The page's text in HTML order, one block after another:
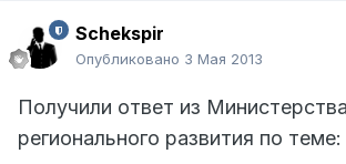
Schekspir
Опубликовано 3 Мая 2013
Получили ответ из Министерства
регионального развития по теме: